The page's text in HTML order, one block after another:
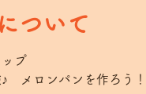
ついて
ップ
　メロンパンを作ろう！